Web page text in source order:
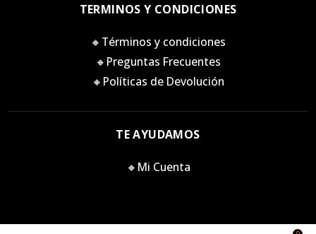
TERMINOS Y CONDICIONES
🔸Términos y condiciones
🔸Preguntas Frecuentes
🔸Políticas de Devolución
TE AYUDAMOS
🔸Mi Cuenta